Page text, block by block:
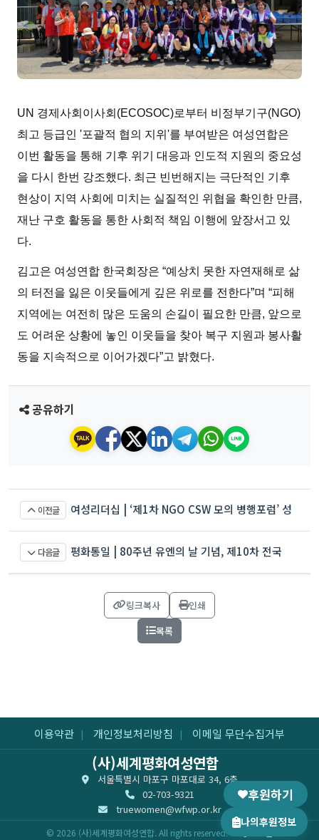
UN 경제사회이사회(ECOSOC)로부터 비정부기구(NGO)
최고 등급인 '포괄적 협의 지위'를 부여받은 여성연합은
이번 활동을 통해 기후 위기 대응과 인도적 지원의 중요성
을 다시 한번 강조했다. 최근 빈번해지는 극단적인 기후
현상이 지역 사회에 미치는 실질적인 위협을 확인한 만큼,
재난 구호 활동을 통한 사회적 책임 이행에 앞장서고 있
다.
김고은 여성연합 한국회장은 “예상치 못한 자연재해로 삶
의 터전을 잃은 이웃들에게 깊은 위로를 전한다”며 “피해
지역에는 여전히 많은 도움의 손길이 필요한 만큼, 앞으로
도 어려운 상황에 놓인 이웃들을 찾아 복구 지원과 봉사활
동을 지속적으로 이어가겠다”고 밝혔다.
공유하기
이전글
여성리더십 | ‘제1차 NGO CSW 모의 병행포럼’ 성
다음글
평화통일 | 80주년 유엔의 날 기념, 제10차 전국
동시 봉사활동
링크복사
인쇄
목록
이용약관 | 개인정보처리방침 | 이메일 무단수집거부
(사)세계평화여성연합
서울특별시 마포구 마포대로 34, 6층
02-703-9321
truewomen@wfwp.or.kr
© 2026 (사)세계평화여성연합. All rights reserved.
후원하기
나의후원정보